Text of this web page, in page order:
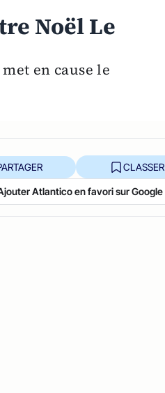
Noël Le
en cause le
CLASSER
Atlantico en favori sur Google